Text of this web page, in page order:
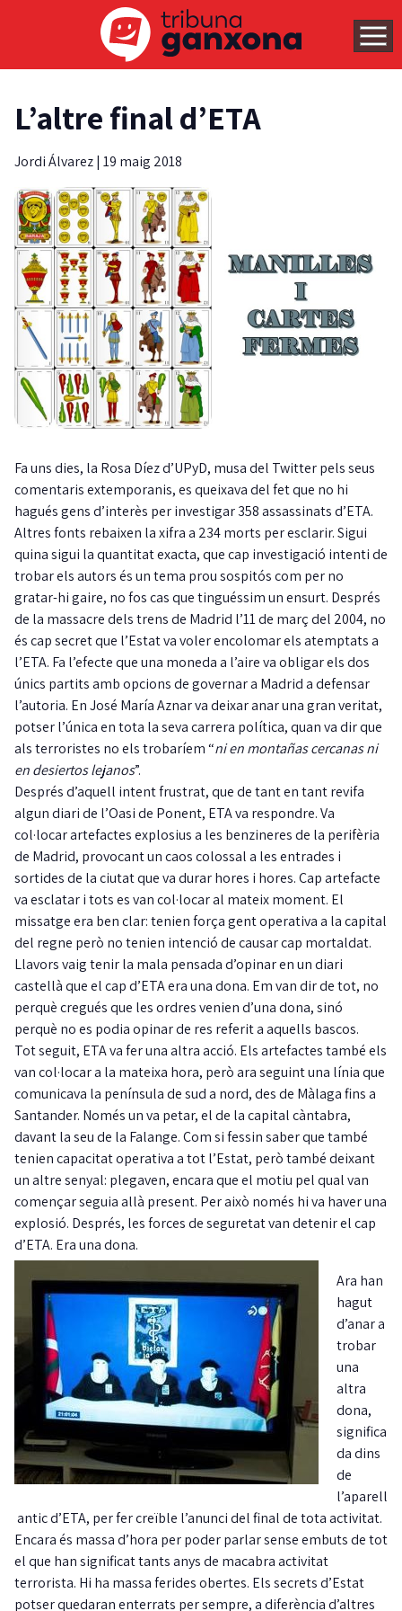
L’altre final d’ETA
Jordi Álvarez| 19 maig 2018
Fa uns dies, la Rosa Díez d’UPyD, musa del Twitter pels seus
comentaris extemporanis, es queixava del fet que no hi
hagués gens d’interès per investigar 358 assassinats d’ETA.
Altres fonts rebaixen la xifra a 234 morts per esclarir. Sigui
quina sigui la quantitat exacta, que cap investigació intenti de
trobar els autors és un tema prou sospitós com per no
gratar-hi gaire, no fos cas que tinguéssim un ensurt. Després
de la massacre dels trens de Madrid l’11 de març del 2004, no
és cap secret que l’Estat va voler encolomar els atemptats a
l’ETA. Fa l’efecte que una moneda a l’aire va obligar els dos
únics partits amb opcions de governar a Madrid a defensar
l’autoria. En José María Aznar va deixar anar una gran veritat,
potser l’única en tota la seva carrera política, quan va dir que
als terroristes no els trobaríem “ni en montañas cercanas ni
en desiertos lejanos”.
Després d’aquell intent frustrat, que de tant en tant revifa
algun diari de l’Oasi de Ponent, ETA va respondre. Va
col·locar artefactes explosius a les benzineres de la perifèria
de Madrid, provocant un caos colossal a les entrades i
sortides de la ciutat que va durar hores i hores. Cap artefacte
va esclatar i tots es van col·locar al mateix moment. El
missatge era ben clar: tenien força gent operativa a la capital
del regne però no tenien intenció de causar cap mortaldat.
Llavors vaig tenir la mala pensada d’opinar en un diari
castellà que el cap d’ETA era una dona. Em van dir de tot, no
perquè cregués que les ordres venien d’una dona, sinó
perquè no es podia opinar de res referit a aquells bascos.
Tot seguit, ETA va fer una altra acció. Els artefactes també els
van col·locar a la mateixa hora, però ara seguint una línia que
comunicava la península de sud a nord, des de Màlaga fins a
Santander. Només un va petar, el de la capital càntabra,
davant la seu de la Falange. Com si fessin saber que també
tenien capacitat operativa a tot l’Estat, però també deixant
un altre senyal: plegaven, encara que el motiu pel qual van
començar seguia allà present. Per això només hi va haver una
explosió. Després, les forces de seguretat van detenir el cap
d’ETA. Era una dona.
Ara han
hagut
d’anar a
trobar
una
altra
dona,
significa
da dins
de
l’aparell
antic d’ETA, per fer creïble l’anunci del final de tota activitat.
Encara és massa d’hora per poder parlar sense embuts de tot
el que han significat tants anys de macabra activitat
terrorista. Hi ha massa ferides obertes. Els secrets d’Estat
potser quedaran enterrats per sempre, a diferència d’altres